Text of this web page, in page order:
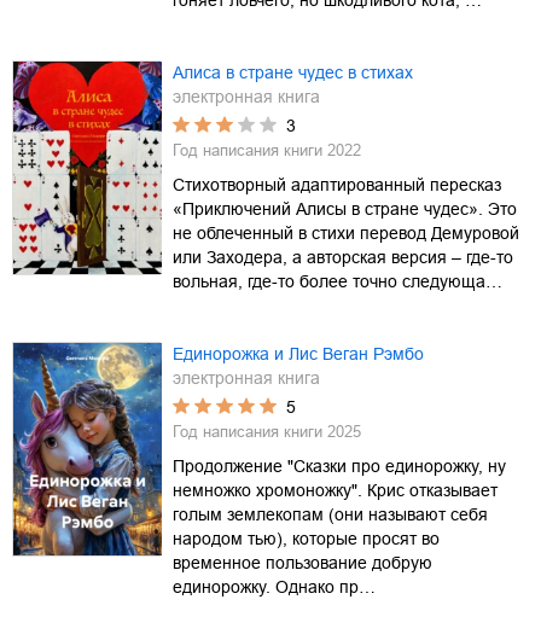
Алиса в стране чудес в стихах
электронная книга
3
Год написания книги 2022
Стихотворный адаптированный пересказ
«Приключений Алисы в стране чудес». Это
не облеченный в стихи перевод Демуровой
или Заходера, а авторская версия – где-то
вольная, где-то более точно следующа…
Единорожка и Лис Веган Рэмбо
электронная книга
5
Год написания книги 2025
Продолжение "Сказки про единорожку, ну
немножко хромоножку". Крис отказывает
голым землекопам (они называют себя
народом тью), которые просят во
временное пользование добрую
единорожку. Однако пр…